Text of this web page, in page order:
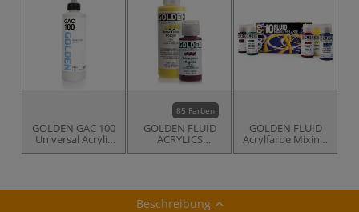
GOLDEN GAC 100
Universal Acrylic
Polymer
85 Farben
GOLDEN FLUID
ACRYLICS
Acrylfarbe, einzeln
GOLDEN FLUID
Acrylfarbe Mixing-
Set
Beschreibung